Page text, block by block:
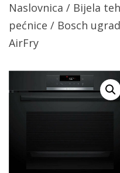
Naslovnica / Bijela
pećnice / Bosch
AirFry